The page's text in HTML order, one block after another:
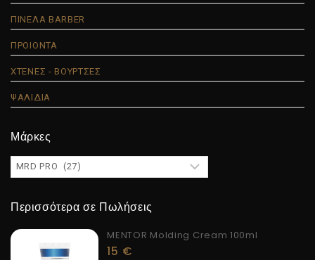
ΠΙΝΕΛΑ BARBER
ΠΡΟΙΟΝΤΑ
ΧΤΕΝΕΣ - ΒΟΥΡΤΣΕΣ
ΨΑΛΙΔΙΑ
Μάρκες
Περισσότερα σε Πωλήσεις
MENTOR Molding Cream 100ml
15 €